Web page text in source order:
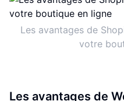
Les avantages de
votre
Les avantages de